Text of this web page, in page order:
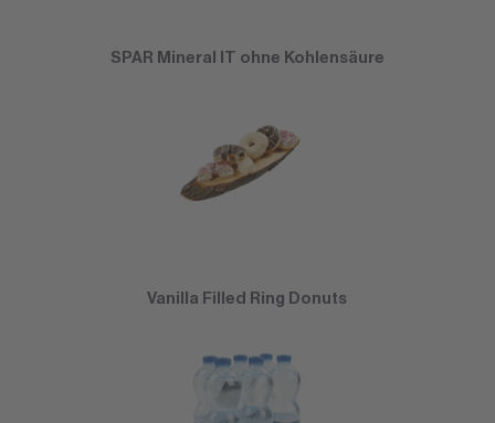
SPAR Mineral IT ohne Kohlensäure
Vanilla Filled Ring Donuts